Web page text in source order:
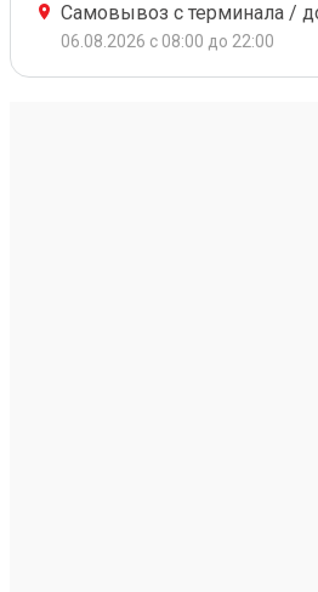
Самовывоз с терминала /
06.08.2026 с 08:00 до 22:00